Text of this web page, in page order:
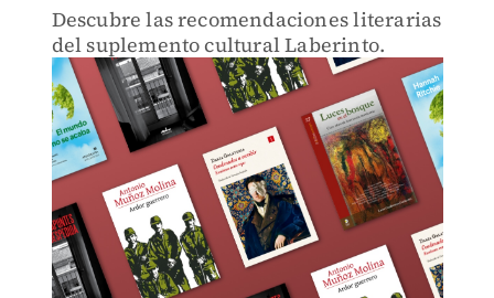
Descubre las recomendaciones literarias
del suplemento cultural Laberinto.